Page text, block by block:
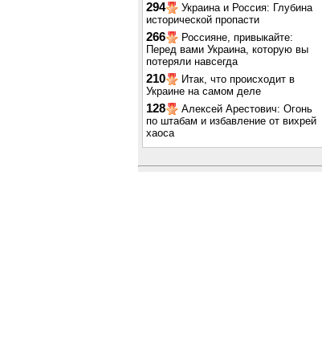
294
Украина и Россия: Глубина
исторической пропасти
266
Россияне, привыкайте:
Перед вами Украина, которую вы
потеряли навсегда
210
Итак, что происходит в
Украине на самом деле
128
Алексей Арестович: Огонь
по штабам и избавление от вихрей
хаоса